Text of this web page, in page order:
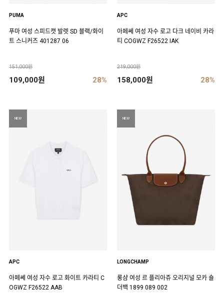
PUMA
푸마 여성 스피드캣 발렛 SD 블랙/화이
트 스니커즈 401287 06
151,000원
109,000원 28%
APC
아페쎄 여성 자수 로고 다크 네이비 카라
티 COGWZ F26522 IAK
219,000원
158,000원 28%
NEW
APC
아페쎄 여성 자수 로고 화이트 카라티 C
OGWZ F26522 AAB
NEW
LONGCHAMP
롱샴 여성 르 플리아쥬 오리지널 모카 숄
더백 1899 089 002